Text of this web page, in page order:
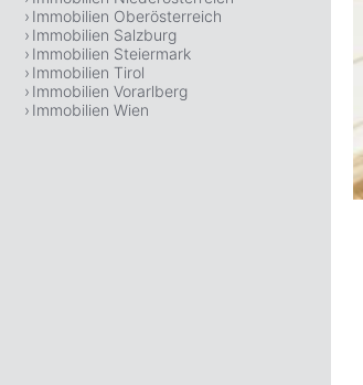
Immobilien Oberösterreich
Immobilien Salzburg
Immobilien Steiermark
Immobilien Tirol
Immobilien Vorarlberg
Immobilien Wien